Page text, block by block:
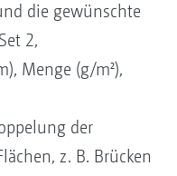
die gewünschte
2,
Menge (g/m²),
der
z. B. Brücken